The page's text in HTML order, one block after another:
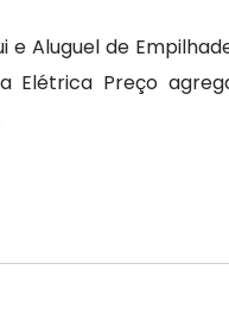
Aluguel de
Elétrica Preço